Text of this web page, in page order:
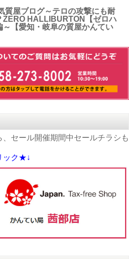
質屋ブログ～テロの攻撃にも耐
ZERO HALLIBURTON【ゼロハ
～【愛知・岐阜の質屋かんてい
セール開催期間中セールチラシも
ック★↓